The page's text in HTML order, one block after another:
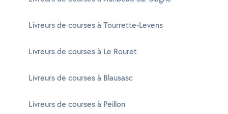
Livreurs de courses à Tourrette-Levens
Livreurs de courses à Le Rouret
Livreurs de courses à Blausasc
Livreurs de courses à Peillon